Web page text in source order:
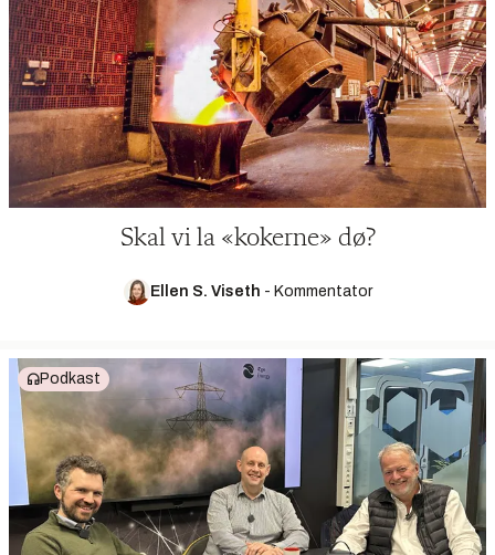
Skal vi la «kokerne» dø?
Ellen S. Viseth - Kommentator
Podkast